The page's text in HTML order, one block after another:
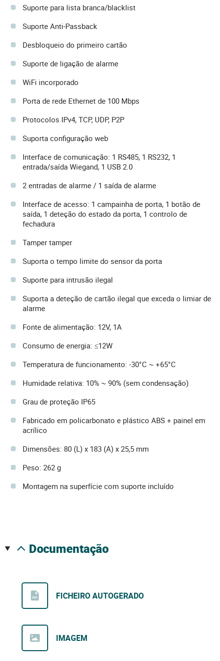
Suporte para lista branca/blacklist
Suporte Anti-Passback
Desbloqueio do primeiro cartão
Suporte de ligação de alarme
WiFi incorporado
Porta de rede Ethernet de 100 Mbps
Protocolos IPv4, TCP, UDP, P2P
Suporta configuração web
Interface de comunicação: 1 RS485, 1 RS232, 1
entrada/saída Wiegand, 1 USB 2.0
2 entradas de alarme / 1 saída de alarme
Interface de acesso: 1 campainha de porta, 1 botão de
saída, 1 deteção do estado da porta, 1 controlo de
fechadura
Tamper tamper
Suporta o tempo limite do sensor da porta
Suporte para intrusão ilegal
Suporta a deteção de cartão ilegal que exceda o limiar de
alarme
Fonte de alimentação: 12V, 1A
Consumo de energia: ≤12W
Temperatura de funcionamento: -30°C ~ +65°C
Humidade relativa: 10% ~ 90% (sem condensação)
Grau de proteção IP65
Fabricado em policarbonato e plástico ABS + painel em
acrílico
Dimensões: 80 (L) x 183 (A) x 25,5 mm
Peso: 262 g
Montagem na superfície com suporte incluído
documentação
FICHEIRO AUTOGERADO
IMAGEM